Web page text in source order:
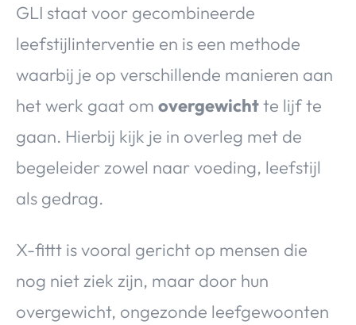
GLI staat voor gecombineerde
leefstijlinterventie en is een methode
waarbij je op verschillende manieren aan
het werk gaat om overgewichtte lijf te
gaan. Hierbij kijk je in overleg met de
begeleider zowel naar voeding, leefstijl
als gedrag.
X-fittt is vooral gericht op mensen die
nog niet ziek zijn, maar door hun
overgewicht, ongezonde leefgewoonten